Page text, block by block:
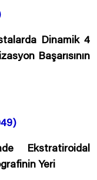
Dinamik 4
Başarısının
Ekstratiroidal
Yeri